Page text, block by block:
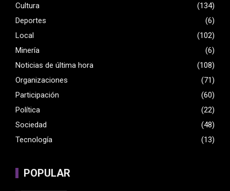
Cultura
(134)
Deportes
(6)
Local
(102)
Minería
(6)
Noticias de última hora
(108)
Organizaciones
(71)
Participación
(60)
Política
(22)
Sociedad
(48)
Tecnología
(13)
POPULAR